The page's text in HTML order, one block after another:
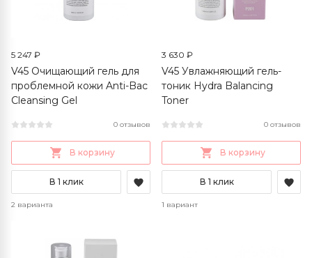
5 247 ₽
V45 Очищающий гель для
проблемной кожи Anti-Bac
Cleansing Gel
0 отзывов
В корзину
В 1 клик
2 варианта
3 630 ₽
V45 Увлажняющий гель-
тоник Hydra Balancing
Toner
0 отзывов
В корзину
В 1 клик
1 вариант